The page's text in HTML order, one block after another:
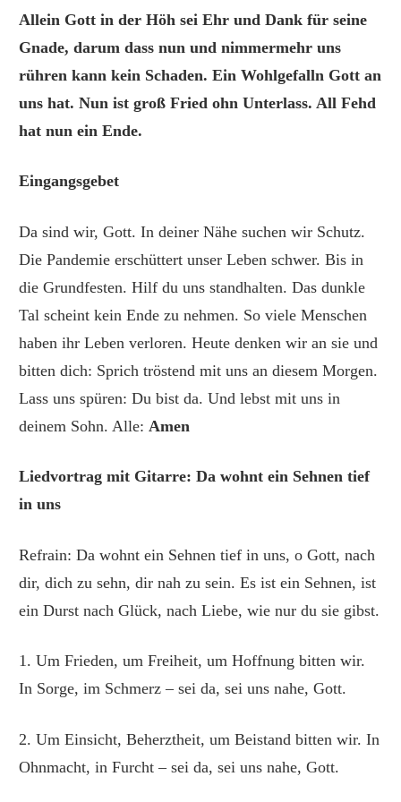
Allein Gott in der Höh sei Ehr und Dank für seine
Gnade, darum dass nun und nimmermehr uns
rühren kann kein Schaden. Ein Wohlgefalln Gott an
uns hat. Nun ist groß Fried ohn Unterlass. All Fehd
hat nun ein Ende.
Eingangsgebet
Da sind wir, Gott. In deiner Nähe suchen wir Schutz.
Die Pandemie erschüttert unser Leben schwer. Bis in
die Grundfesten. Hilf du uns standhalten. Das dunkle
Tal scheint kein Ende zu nehmen. So viele Menschen
haben ihr Leben verloren. Heute denken wir an sie und
bitten dich: Sprich tröstend mit uns an diesem Morgen.
Lass uns spüren: Du bist da.Und lebst mit uns in
deinem Sohn. Alle: Amen
Liedvortrag mit Gitarre: Da wohnt ein Sehnen tief
in uns
Refrain: Da wohnt ein Sehnen tief in uns, o Gott, nach
dir, dich zu sehn, dir nah zu sein. Es ist ein Sehnen, ist
ein Durst nach Glück, nach Liebe, wie nur du sie gibst.
1. Um Frieden, um Freiheit, um Hoffnung bitten wir.
In Sorge, im Schmerz – sei da, sei uns nahe, Gott.
2. Um Einsicht, Beherztheit, um Beistand bitten wir. In
Ohnmacht, in Furcht – sei da, sei uns nahe, Gott.